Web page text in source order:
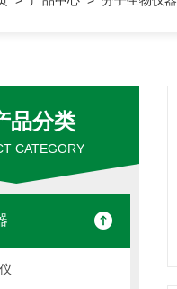
品分类
CATEGORY